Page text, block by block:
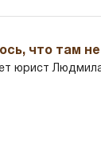
что там
юрист